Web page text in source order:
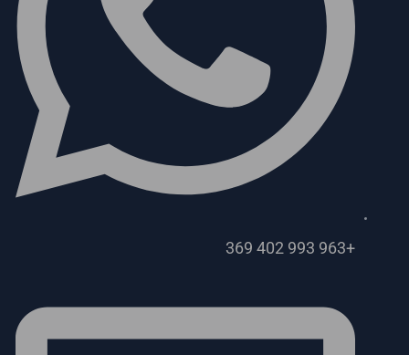
+963 993 402 369